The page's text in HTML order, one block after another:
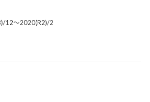
～2020(R2)/2